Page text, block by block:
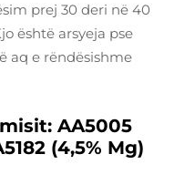
prej 30 deri në 40
është arsyeja pse
aq e rëndësishme
AA5005
(4,5% Mg)